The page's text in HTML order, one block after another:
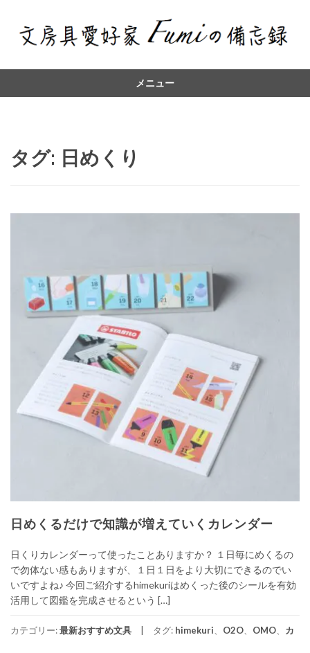
メニュー
タグ: 日めくり
日めくるだけで知識が増えていくカレンダー
日くりカレンダーって使ったことありますか？ １日毎にめくるの
で勿体ない感もありますが、１日１日をより大切にできるのでい
いですよね♪ 今回ご紹介するhimekuriはめくった後のシールを有効
活用して図鑑を完成させるという […]
カテゴリー:最新おすすめ文具 タグ: himekuri、 O2O、 OMO、 カ